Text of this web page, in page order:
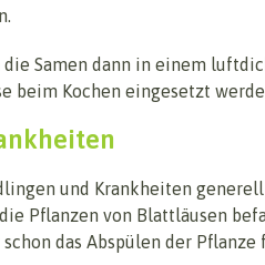
Samen dann in einem
beim Kochen eingesetzt
und Krankheiten
Pflanzen von Blattläusen
das Abspülen der